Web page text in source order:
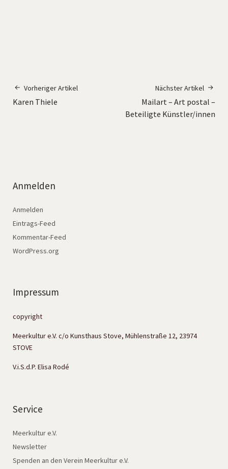
Vorheriger Artikel
Karen Thiele
Nächster Artikel
Mailart – Art postal –
Beteiligte Künstler/innen
Anmelden
Anmelden
Eintrags-Feed
Kommentar-Feed
WordPress.org
Impressum
copyright
Meerkultur e.V. c/o Kunsthaus Stove, Mühlenstraße 12, 23974
STOVE
V.i.S.d.P. Elisa Rodé
Service
Meerkultur e.V.
Newsletter
Spenden an den Verein Meerkultur e.V.